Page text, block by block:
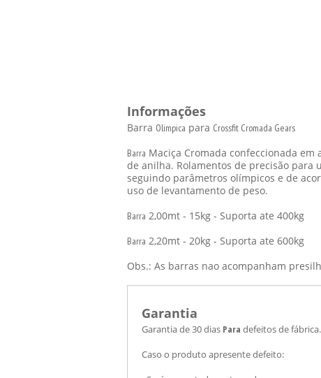
Informações
Barra Olimpica para Crossfit Cromada Gears
Barra Maciça Cromada confeccionada em
de anilha. Rolamentos de precisão para
seguindo parâmetros olímpicos e de
uso de levantamento de peso.
Barra 2,00mt - 15kg - Suporta ate 400kg
Barra 2,20mt - 20kg - Suporta ate 600kg
Obs.: As barras nao acompanham
Garantia
Garantia de 30 dias Para defeitos de fábrica.
Caso o produto apresente defeito: